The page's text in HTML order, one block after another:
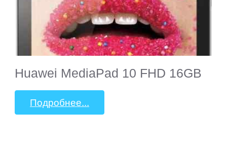
Huawei MediaPad 10 FHD 16GB
Подробнее...